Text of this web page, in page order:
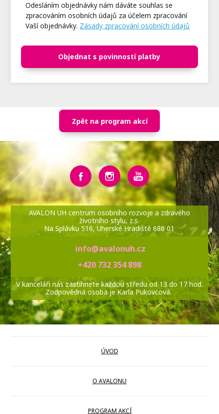
Odesláním objednávky nám dáváte souhlas se
zpracováním osobních údajů za účelem zpracování
Vaší objednávky. Zásady zpracování osobních údajů
Objednat s povinností platby
Zpět na program akcí
AVALON UH centrum osobního rozvoje a zdravého
životního stylu, z.s.
Na Splávku 516, Uherské Hradiště 686 01
info@avalonuh.cz
+420 732 354 898
V kanceláři nás zastihnete každou středu od 13 do 17 hod.
Zodpovědná osoba je Karla Pukovcová.
ÚVOD
O AVALONU
PROGRAM AKCÍ